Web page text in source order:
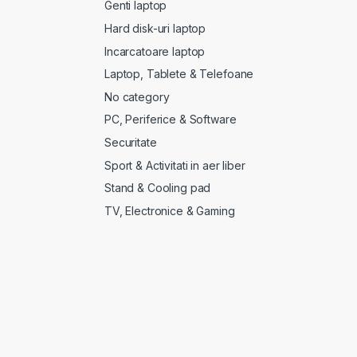
Genti laptop
Hard disk-uri laptop
Incarcatoare laptop
Laptop, Tablete & Telefoane
No category
PC, Periferice & Software
Securitate
Sport & Activitati in aer liber
Stand & Cooling pad
TV, Electronice & Gaming